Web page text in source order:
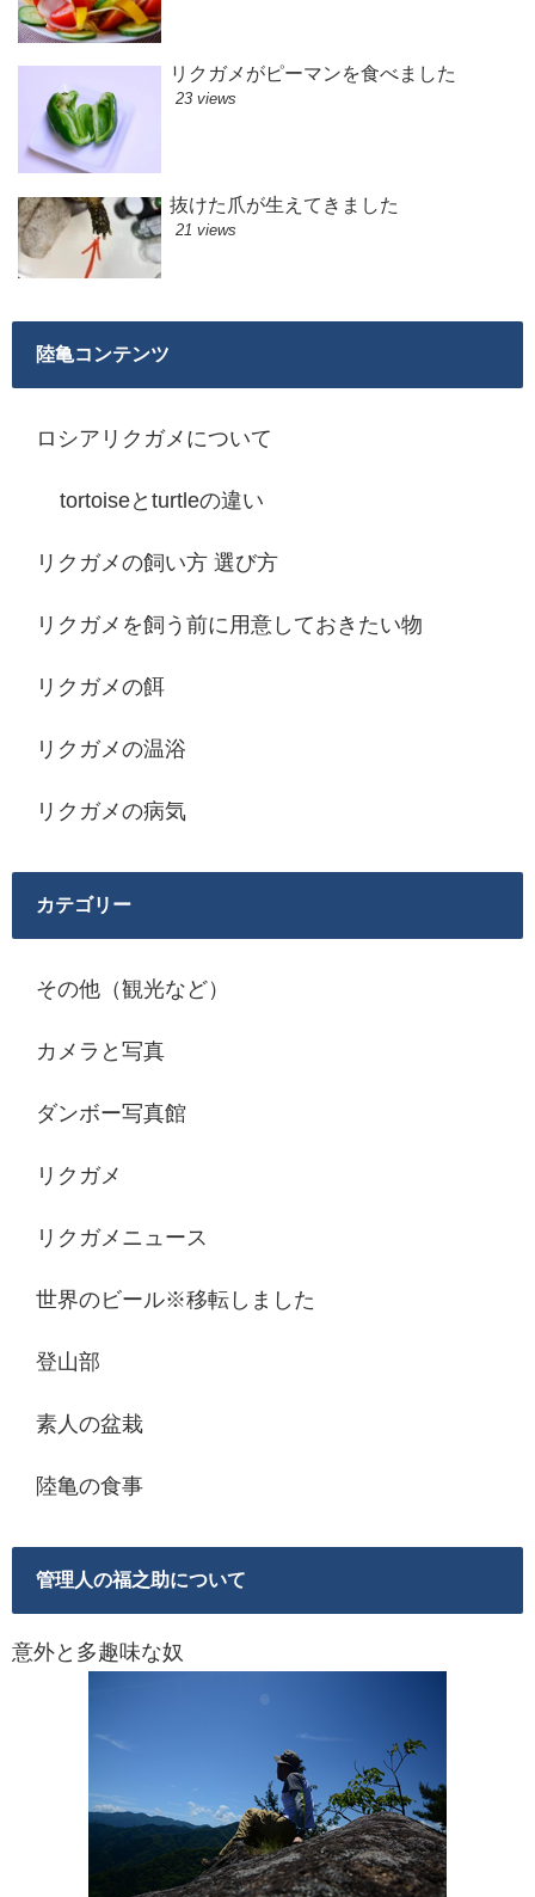
リクガメがピーマンを食べました
23 views
抜けた爪が生えてきました
21 views
陸亀コンテンツ
ロシアリクガメについて
tortoiseとturtleの違い
リクガメの飼い方 選び方
リクガメを飼う前に用意しておきたい物
リクガメの餌
リクガメの温浴
リクガメの病気
カテゴリー
その他（観光など）
カメラと写真
ダンボー写真館
リクガメ
リクガメニュース
世界のビール※移転しました
登山部
素人の盆栽
陸亀の食事
管理人の福之助について
意外と多趣味な奴